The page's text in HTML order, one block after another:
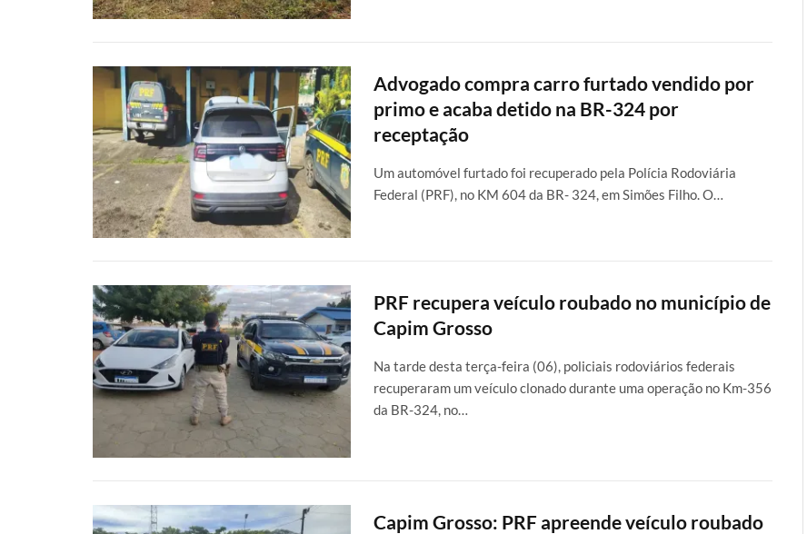
Advogado compra carro furtado vendido por
primo e acaba detido na BR-324 por
receptação
Um automóvel furtado foi recuperado pela Polícia Rodoviária
Federal (PRF), no KM 604 da BR- 324, em Simões Filho. O…
PRF recupera veículo roubado no município de
Capim Grosso
Na tarde desta terça-feira (06), policiais rodoviários federais
recuperaram um veículo clonado durante uma operação no Km-356
da BR-324, no…
Capim Grosso: PRF apreende veículo roubado